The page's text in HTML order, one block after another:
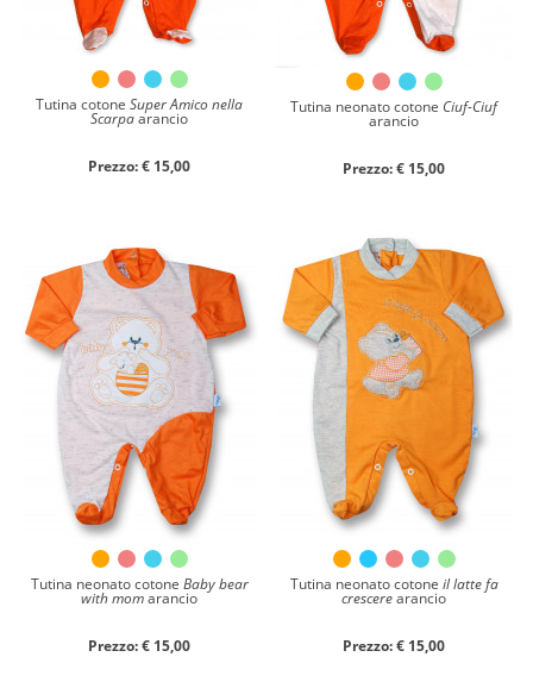
Tutina cotone Super Amico nella
Scarpaarancio
Prezzo: € 15,00
Tutina neonato cotone Ciuf-Ciuf
arancio
Prezzo: € 15,00
Tutina neonato cotone Baby bear
with momarancio
Prezzo: € 15,00
Tutina neonato cotone il latte fa
crescerearancio
Prezzo: € 15,00